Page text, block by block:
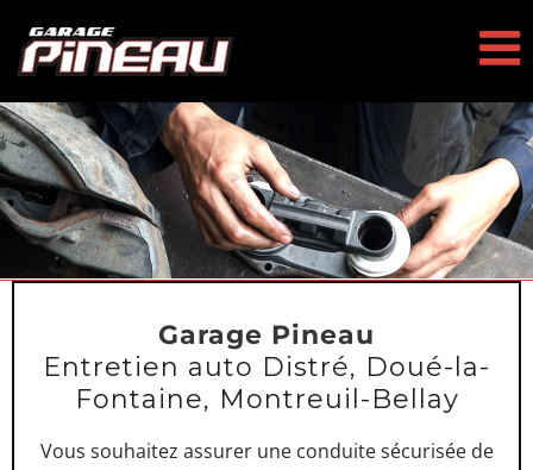
contenu
Garage Pineau
Entretien auto Distré, Doué-la-
Fontaine, Montreuil-Bellay
Vous souhaitez assurer une conduite sécurisée de